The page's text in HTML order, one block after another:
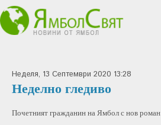
Неделя, 13 Септември 2020 13:28
Неделно гледиво
Почетният гражданин на Ямбол с нов роман